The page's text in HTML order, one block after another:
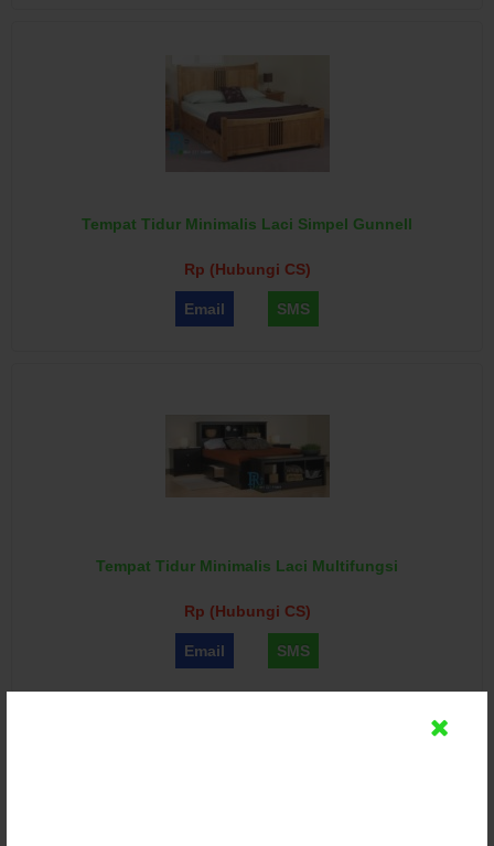
Tempat Tidur Minimalis Laci Simpel Gunnell
Rp (Hubungi CS)
Email SMS
Tempat Tidur Minimalis Laci Multifungsi
Rp (Hubungi CS)
Email SMS